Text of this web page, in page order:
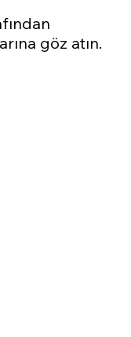
göz atın.